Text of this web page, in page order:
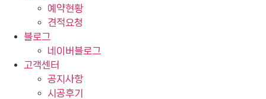
예약현황
견적요청
블로그
네이버블로그
고객센터
공지사항
시공후기